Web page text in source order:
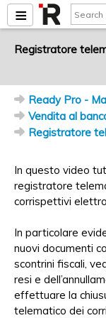
Registratore
Ready Pro -
Vendita al
Registratore
In questo video
registratore
corrispettivi
In particolare
nuovi documenti
scontrini fiscali,
resi e
effettuare la
telematico dei